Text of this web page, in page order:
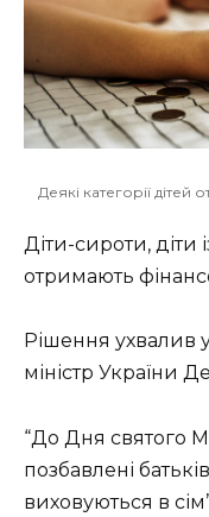
Деякі категорії
Діти-сироти, діти
отримають
Рішення ухвалив
міністр України
“До Дня святого
позбавлені
виховуються в